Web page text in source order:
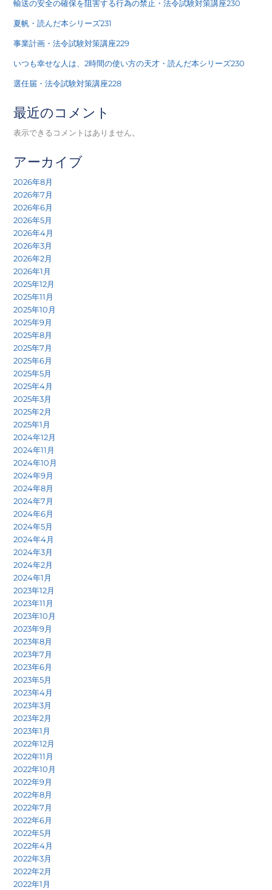
輸送の安全の確保を阻害する行為の禁止・法令試験対策講座230
夏帆・読んだ本シリーズ231
事業計画・法令試験対策講座229
いつも幸せな人は、2時間の使い方の天才・読んだ本シリーズ230
選任届・法令試験対策講座228
最近のコメント
表示できるコメントはありません。
アーカイブ
2026年8月
2026年7月
2026年6月
2026年5月
2026年4月
2026年3月
2026年2月
2026年1月
2025年12月
2025年11月
2025年10月
2025年9月
2025年8月
2025年7月
2025年6月
2025年5月
2025年4月
2025年3月
2025年2月
2025年1月
2024年12月
2024年11月
2024年10月
2024年9月
2024年8月
2024年7月
2024年6月
2024年5月
2024年4月
2024年3月
2024年2月
2024年1月
2023年12月
2023年11月
2023年10月
2023年9月
2023年8月
2023年7月
2023年6月
2023年5月
2023年4月
2023年3月
2023年2月
2023年1月
2022年12月
2022年11月
2022年10月
2022年9月
2022年8月
2022年7月
2022年6月
2022年5月
2022年4月
2022年3月
2022年2月
2022年1月